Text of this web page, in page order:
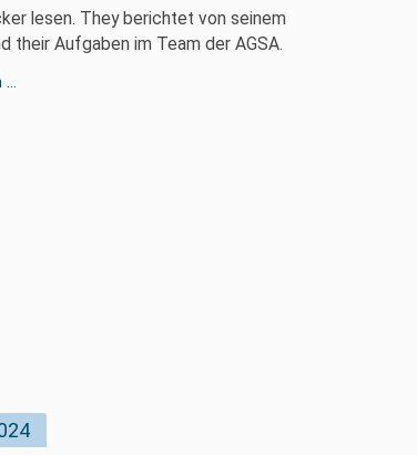
lesen. They berichtet von seinem
their Aufgaben im Team der AGSA.
…